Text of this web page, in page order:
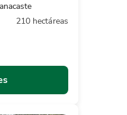
210 hectáreas